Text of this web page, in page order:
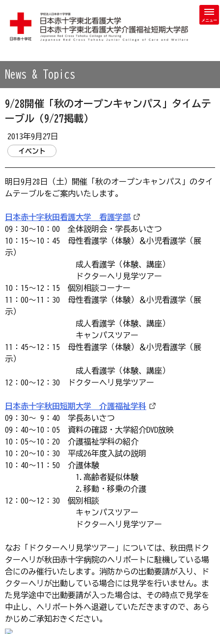
学校法人 日本赤十字学園 日本赤十字東北看護大学・日本赤
News & Topics
9/28開催「秋のオープンキャンパス」タイムテ
ーブル（9/27掲載）
2013年9月27日
イベント
明日9月28日（土）開催「秋のオープンキャンパス」のタイ
ムテーブルをご案内いたします。
日本赤十字秋田看護大学 看護学部
09：30～10：00 全体説明会・学長あいさつ
10：15～10：45 母性看護学（体験）＆小児看護学（展
示）
成人看護学（体験、講座）
ドクターヘリ見学ツアー
10：15～12：15 個別相談コーナー
11：00～11：30 母性看護学（体験）＆小児看護学（展
示）
成人看護学（体験、講座）
キャンパスツアー
11：45～12：15 母性看護学（体験）＆小児看護学（展
示）
成人看護学（体験、講座）
12：00～12：30 ドクターヘリ見学ツアー
日本赤十字秋田短期大学 介護福祉学科
09：30～ 9：40 学長あいさつ
09：40～10：05 資料の確認・大学紹介DVD放映
10：05～10：20 介護福祉学科の紹介
10：20～10：30 平成26年度入試の説明
10：40～11：50 介護体験
1.高齢者疑似体験
2.移動・移乗の介護
12：00～12：30 個別相談
キャンパスツアー
ドクターヘリ見学ツアー
なお「ドクターヘリ見学ツアー」については、秋田県ドク
ターヘリが秋田赤十字病院のヘリポートに駐機している場
合にのみ催行いたします。消防からの出動要請が入り、ド
クターヘリが出動している場合には見学を行いません。ま
た見学途中で出動要請が入った場合は、その時点で見学を
中止し、ヘリポート外へ退避していただきますので、あら
かじめご承知おきください。